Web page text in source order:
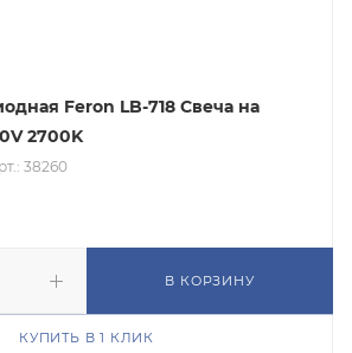
Feron LB-718 Свеча на
2700K
38260
В КОРЗИНУ
КУПИТЬ В 1 КЛИК